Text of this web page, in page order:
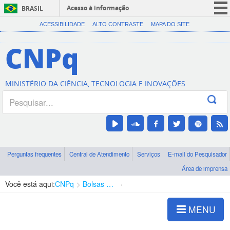
BRASIL
Acesso à informação
CORONAVÍRUS (COVID-19)
Canais
ACESSIBILIDADE ALTO CONTRASTE MAPA DO SITE
CNPq
MINISTÉRIO DA CIÊNCIA, TECNOLOGIA E INOVAÇÕES
Perguntas frequentes Central de Atendimento Serviços
E-mail do Pesquisador
Área de imprensa
Você está aqui:CNPq Bolsas e Auxílios Vigentes
MENU